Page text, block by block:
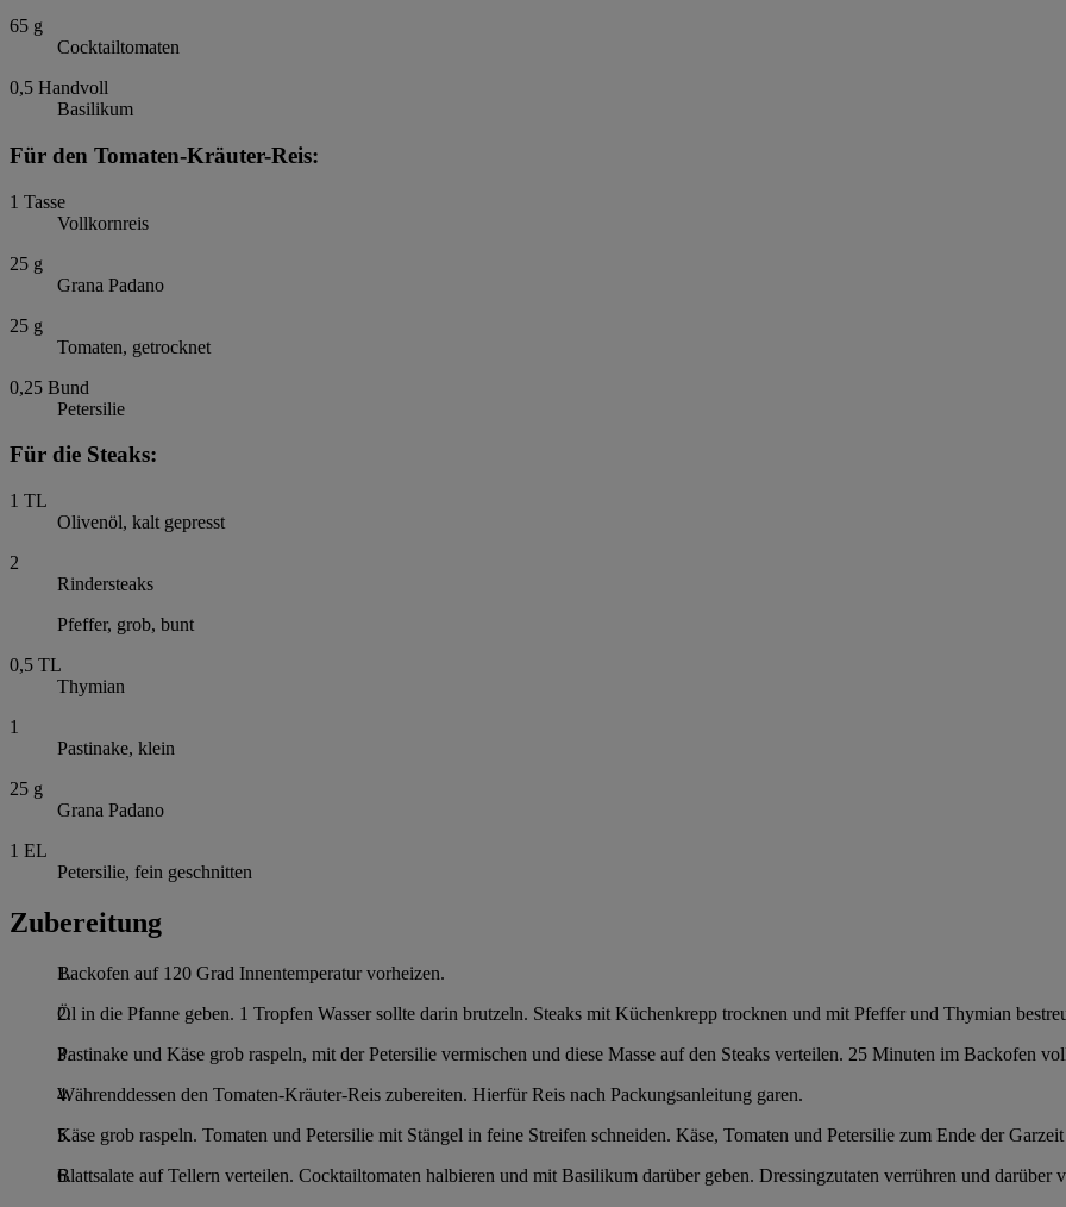
65 g
Cocktailtomaten
0,5 Handvoll
Basilikum
Für den Tomaten-Kräuter-Reis:
1 Tasse
Vollkornreis
25 g
Grana Padano
25 g
Tomaten, getrocknet
0,25 Bund
Petersilie
Für die Steaks:
1 TL
Olivenöl, kalt gepresst
2
Rindersteaks
Pfeffer, grob, bunt
0,5 TL
Thymian
1
Pastinake, klein
25 g
Grana Padano
1 EL
Petersilie, fein geschnitten
Zubereitung
Backofen auf 120 Grad Innentemperatur vorheizen.
Öl in die Pfanne geben. 1 Tropfen Wasser sollte darin brutzeln. Steaks mit Küchenkrepp trocknen und mit Pfeffer und Thymian
Pastinake und Käse grob raspeln, mit der Petersilie vermischen und diese Masse auf den Steaks verteilen. 25 Minuten im Backofen
Währenddessen den Tomaten-Kräuter-Reis zubereiten. Hierfür Reis nach Packungsanleitung garen.
Käse grob raspeln. Tomaten und Petersilie mit Stängel in feine Streifen schneiden. Käse, Tomaten und Petersilie zum Ende der
Blattsalate auf Tellern verteilen. Cocktailtomaten halbieren und mit Basilikum darüber geben. Dressingzutaten verrühren und darüber